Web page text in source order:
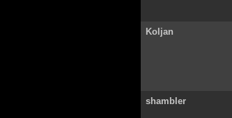
Koljan
shambler